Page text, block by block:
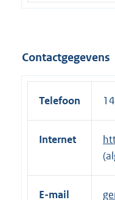
Contactgegevens
Telefoon
Internet
E
x
t
E-mail